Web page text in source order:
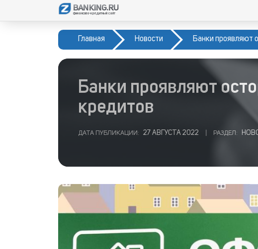
BANKING.RU
финансово-кредитный сайт
Главная Новости Банки проявляют
Банки проявляют
кредитов
ДАТА ПУБЛИКАЦИИ: 27 АВГУСТА 2022 РАЗДЕЛ: